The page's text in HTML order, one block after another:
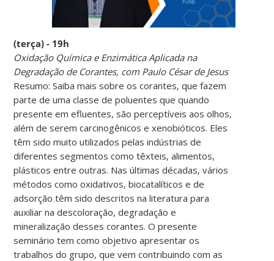
(terça) - 19h
Oxidação Química e Enzimática Aplicada na
Degradação de Corantes, com Paulo César de Jesus
Resumo: Saiba mais sobre os corantes, que fazem
parte de uma classe de poluentes que quando
presente em efluentes, são perceptíveis aos olhos,
além de serem carcinogênicos e xenobióticos. Eles
têm sido muito utilizados pelas indústrias de
diferentes segmentos como têxteis, alimentos,
plásticos entre outras. Nas últimas décadas, vários
métodos como oxidativos, biocatalíticos e de
adsorção têm sido descritos na literatura para
auxiliar na descoloração, degradação e
mineralização desses corantes. O presente
seminário tem como objetivo apresentar os
trabalhos do grupo, que vem contribuindo com as